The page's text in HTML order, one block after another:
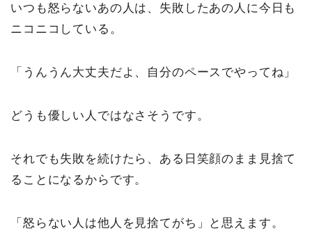
いつも怒らないあの人は、失敗したあの人に今日も
ニコニコしている。
「うんうん大丈夫だよ、自分のペースでやってね」
どうも優しい人ではなさそうです。
それでも失敗を続けたら、ある日笑顔のまま見捨て
ることになるからです。
「怒らない人は他人を見捨てがち」と思えます。